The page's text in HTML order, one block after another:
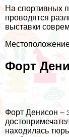
На спортивных
проводятся
выставки
Форт
Форт Денисон –
находилась